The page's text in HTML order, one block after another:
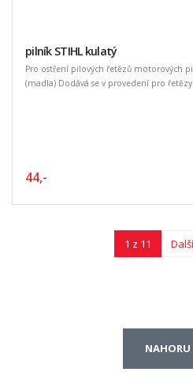
pilník STIHL kulatý
Pro ostření pilových řetězů motorových
(madla) Dodává se v provedení pro řetězy
44,-
1 z 11
NAHORU